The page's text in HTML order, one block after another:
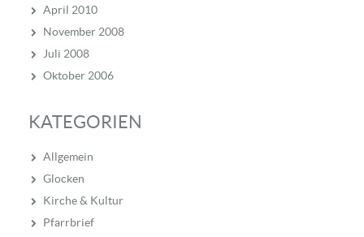
April 2010
November 2008
Juli 2008
Oktober 2006
KATEGORIEN
Allgemein
Glocken
Kirche & Kultur
Pfarrbrief